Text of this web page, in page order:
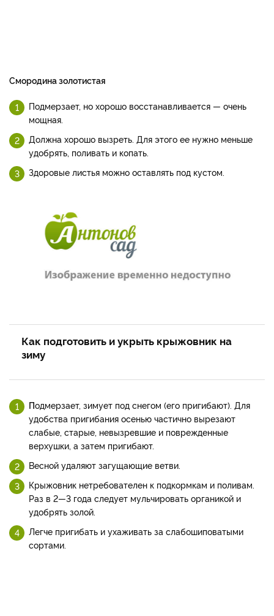
Смородина золотистая
Подмерзает, но хорошо вос­станавливается — очень
мощ­ная.
Должна хорошо вызреть. Для этого ее нужно мень­ше
удобрять, поливать и ко­пать.
Здоровые листья можно оставлять под кустом.
Как подготовить и укрыть крыжовник на
зиму
Подмерзает, зимует под снегом (его приги­бают). Для
удобства пригибания осенью частично вырезают
слабые, старые, невызревшие и поврежденные
верхушки, а затем пригибают.
Весной уда­ляют загущающие ветви.
Кры­жовник нетребователен к под­кормкам и поливам.
Раз в 2—3 года следует мульчировать ор­ганикой и
удобрять золой.
Легче пригибать и ухаживать за слабошиповатыми
сортами.